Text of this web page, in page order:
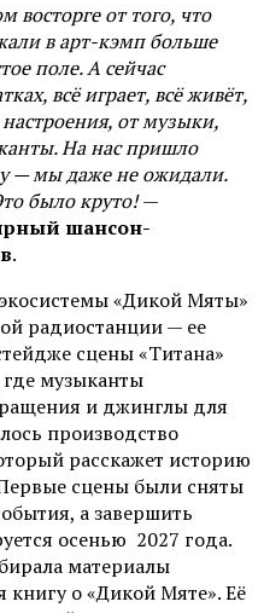
от того, что
в арт-кэмп больше
поле. А сейчас
всё играет, всё живёт,
от музыки,
На нас пришло
— мы даже не ожидали.
было круто!—
шансон-
.
«Дикой Мяты»
радиостанции — ее
сцены «Титана»
музыканты
и джинглы для
производство
расскажет историю
сцены были сняты
а завершить
осенью 2027 года.
материалы
книгу о «Дикой Мяте». Её